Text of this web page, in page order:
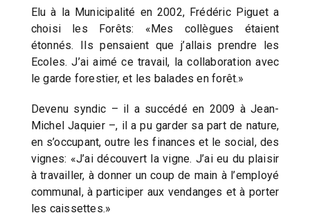
Elu à la Municipalité en 2002, Frédéric Piguet a
choisi les Forêts: «Mes collègues étaient
étonnés. Ils pensaient que j’allais prendre les
Ecoles. J’ai aimé ce travail, la collaboration avec
le garde forestier, et les balades en forêt.»
Devenu syndic – il a succédé en 2009 à Jean-
Michel Jaquier –, il a pu garder sa part de nature,
en s’occupant, outre les finances et le social, des
vignes: «J’ai découvert la vigne. J’ai eu du plaisir
à travailler, à donner un coup de main à l’employé
communal, à participer aux vendanges et à porter
les caissettes.»